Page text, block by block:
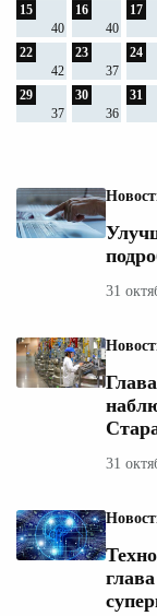
31
31
15
40
16
40
17
22
42
23
37
24
29
37
30
36
31